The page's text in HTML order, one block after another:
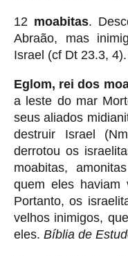
12 moabitas.
Abraão, mas
Israel (cf Dt 23.3, 4).
Eglom, rei dos
a leste do mar
seus aliados
destruir Israel
derrotou os
moabitas,
quem eles haviam
Portanto, os
velhos inimigos,
eles. Bíblia de